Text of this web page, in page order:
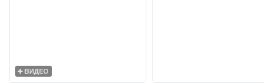
ВИДЕО